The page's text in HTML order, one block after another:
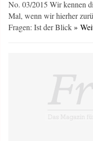
No. 03/2015 Wir kennen
Mal, wenn wir hierher
Fragen: Ist der Blick»